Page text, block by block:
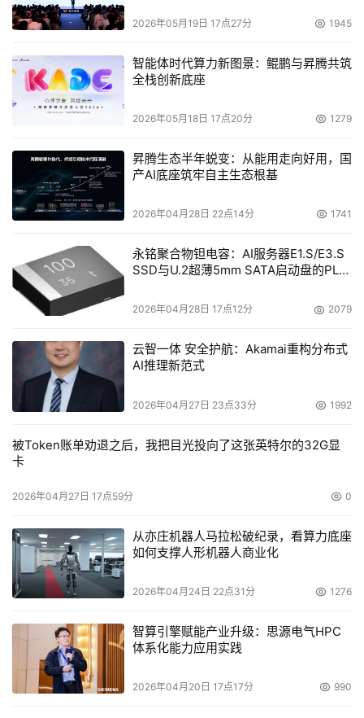
四季度，IBM发布了虚拟I/O服务器，其目的就是让没有配置
HMC的1～2路低端p系列和i系列用户，可以通过虚拟I/O的
一个组件IVM（IBM Virtual Machine），实现简化后的
HMC控制台功能。
李红更透露说，IBM将在2006年内宣布一项突破性的
虚拟技术，届时，IBM的虚拟层管理工具将能对本地服务器
于用户可以从全局角度出发，对计算资源和业务系统进行精
确的配置。
硬件虚拟模式
硬件虚拟技术是随着Unix服务器的发展而出现的。实
虚拟技术称为硬分区（或物理分区），而把通过软件或固件
实现的逻辑分区技术则称之为软分区。但无论如何称呼，实
际上逻辑虚拟模式和硬件虚拟模式的共同点是与应用所在的
操作系统无关，只与系统硬件相关。那么，它们之间的区别
在哪里？
先看看硬件虚拟模式。HP和Sun等厂商在Unix服务器
多个BB（Building Block）构成，Sun称之为Board，HP称
之为Cell。
每个BB可包含4路CPU、若干内存和I/O卡。不同BB
内的CPU可以有不同的时钟频率。所有的BB通过一种称为
Crossbar Switch的交换机制连接在一起。采用MBB技术可
务器上既可以运行一个操作系统，也可以在一个或多个BB
上运行多个操作系统。这就是服务器的硬分区。
基于MBB技术的服务器是由多个BB构成的，所以具有
2026年05月19日 17点27分 1945
智能体时代算力新图景：鲲鹏与昇腾共筑
全栈创新底座
2026年05月18日 17点20分 1279
昇腾生态半年蜕变：从能用走向好用，国
产AI底座筑牢自主生态根基
2026年04月28日 22点14分 1741
永铭聚合物钽电容：AI服务器E1.S/E3.S
SSD与U.2超薄5mm SATA启动盘的PLP
2026年04月28日 17点12分 2079
云智一体 安全护航：Akamai重构分布式
AI推理新范式
2026年04月27日 23点33分 1992
被Token账单劝退之后，我把目光投向了这张英特尔的32G显
卡
2026年04月27日 17点59分 0
从亦庄机器人马拉松破纪录，看算力底座
如何支撑人形机器人商业化
2026年04月24日 22点31分 1276
智算引擎赋能产业升级：思源电气HPC
体系化能力应用实践
2026年04月20日 17点17分 990